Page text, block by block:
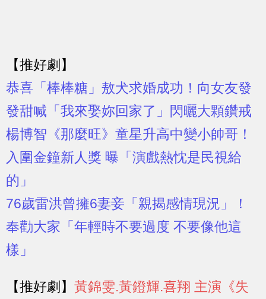
【推好劇】
恭喜「棒棒糖」敖犬求婚成功！向女友發
發甜喊「我來娶妳回家了」閃曬大顆鑽戒
楊博智《那麼旺》童星升高中變小帥哥！
入圍金鐘新人獎 曝「演戲熱忱是民視給
的」
76歲雷洪曾擁6妻妾「親揭感情現況」！
奉勸大家「年輕時不要過度 不要像他這
樣」
【推好劇】 黃錦雯.黃鐙輝.喜翔 主演《失